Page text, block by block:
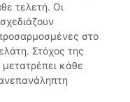
τελετή. Οι
στο
Στόχος της
κάθε